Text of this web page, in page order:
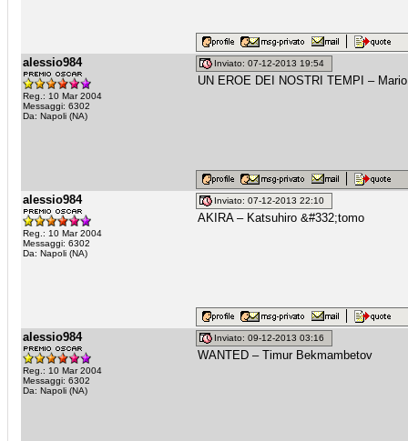
alessio984
Reg.: 10 Mar 2004
Messaggi: 6302
Da: Napoli (NA)
Inviato: 07-12-2013 19:54
UN EROE DEI NOSTRI TEMPI –
alessio984
Reg.: 10 Mar 2004
Messaggi: 6302
Da: Napoli (NA)
Inviato: 07-12-2013 22:10
AKIRA – Katsuhiro &#332;tomo
alessio984
Reg.: 10 Mar 2004
Messaggi: 6302
Da: Napoli (NA)
Inviato: 09-12-2013 03:16
WANTED – Timur Bekmambetov